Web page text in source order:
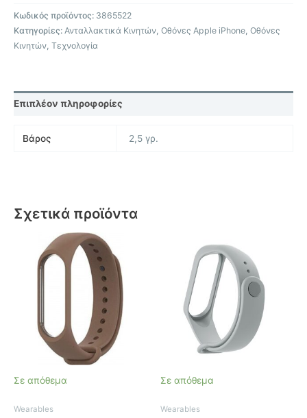
Κωδικός προϊόντος: 3865522
Κατηγορίες: Ανταλλακτικά Κινητών, Οθόνες Apple iPhone, Οθόνες
Κινητών, Τεχνολογία
Επιπλέον πληροφορίες
Βάρος 2,5 γρ.
Σχετικά προϊόντα
Σε απόθεμα
Wearables
Σε απόθεμα
Wearables